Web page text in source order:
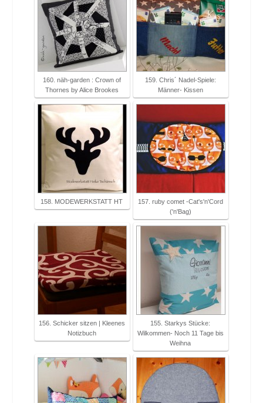
160. näh-garden : Crown of
Thornes by Alice Brookes
159. Chris´ Nadel-Spiele:
Männer- Kissen
158. MODEWERKSTATT HT
157. ruby comet -Cat's'n'Cord
('n'Bag)
156. Schicker sitzen | Kleenes
Notizbuch
155. Starkys Stücke:
Wilkommen- Noch 11 Tage bis
Weihna